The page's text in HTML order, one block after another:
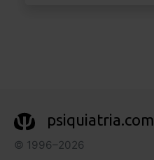
psiquiatria.com
© 1996–2026